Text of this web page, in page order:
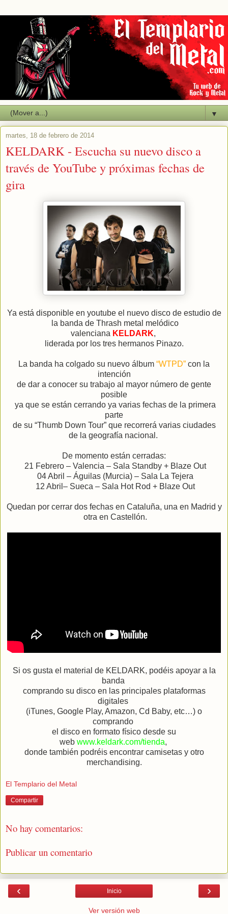
▼
martes, 18 de febrero de 2014
KELDARK - Escucha su nuevo disco a
través de YouTube y próximas fechas de
gira
Ya está disponible en youtube el nuevo disco de estudio de
la banda de Thrash metal melódico
valenciana KELDARK,
liderada por los tres hermanos Pinazo.
La banda ha colgado su nuevo álbum “WTPD” con la
intención
de dar a conocer su trabajo al mayor número de gente
posible
ya que se están cerrando ya varias fechas de la primera
parte
de su “Thumb Down Tour” que recorrerá varias ciudades
de la geografía nacional.
De momento están cerradas:
21 Febrero – Valencia – Sala Standby + Blaze Out
04 Abril – Águilas (Murcia) – Sala La Tejera
12 Abril– Sueca – Sala Hot Rod + Blaze Out
Quedan por cerrar dos fechas en Cataluña, una en Madrid y
otra en Castellón.
Si os gusta el material de KELDARK, podéis apoyar a la
banda
comprando su disco en las principales plataformas
digitales
(iTunes, Google Play, Amazon, Cd Baby, etc…) o
comprando
el disco en formato físico desde su
web www.keldark.com/tienda,
donde también podréis encontrar camisetas y otro
merchandising.
El Templario del Metal
Compartir
No hay comentarios:
Publicar un comentario
‹ ›
Inicio
Ver versión web